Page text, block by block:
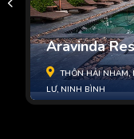
Aravinda
THÔN HẢI NHAM,
LƯ, NINH BÌNH